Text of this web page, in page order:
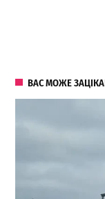
ВАС МОЖЕ